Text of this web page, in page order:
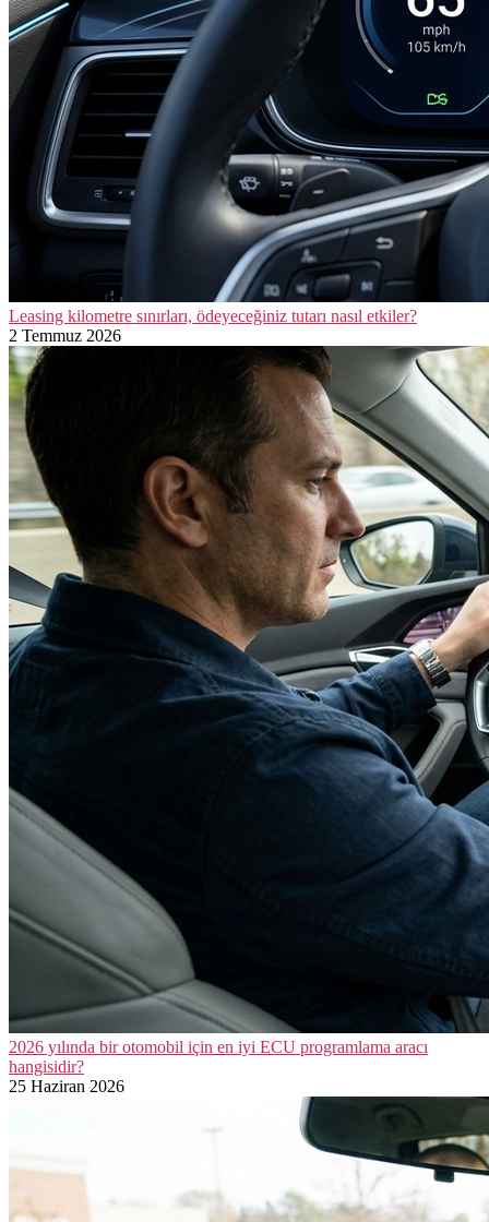
Leasing kilometre sınırları, ödeyeceğiniz tutarı nasıl etkiler?
2 Temmuz 2026
2026 yılında bir otomobil için en iyi ECU programlama aracı
hangisidir?
25 Haziran 2026